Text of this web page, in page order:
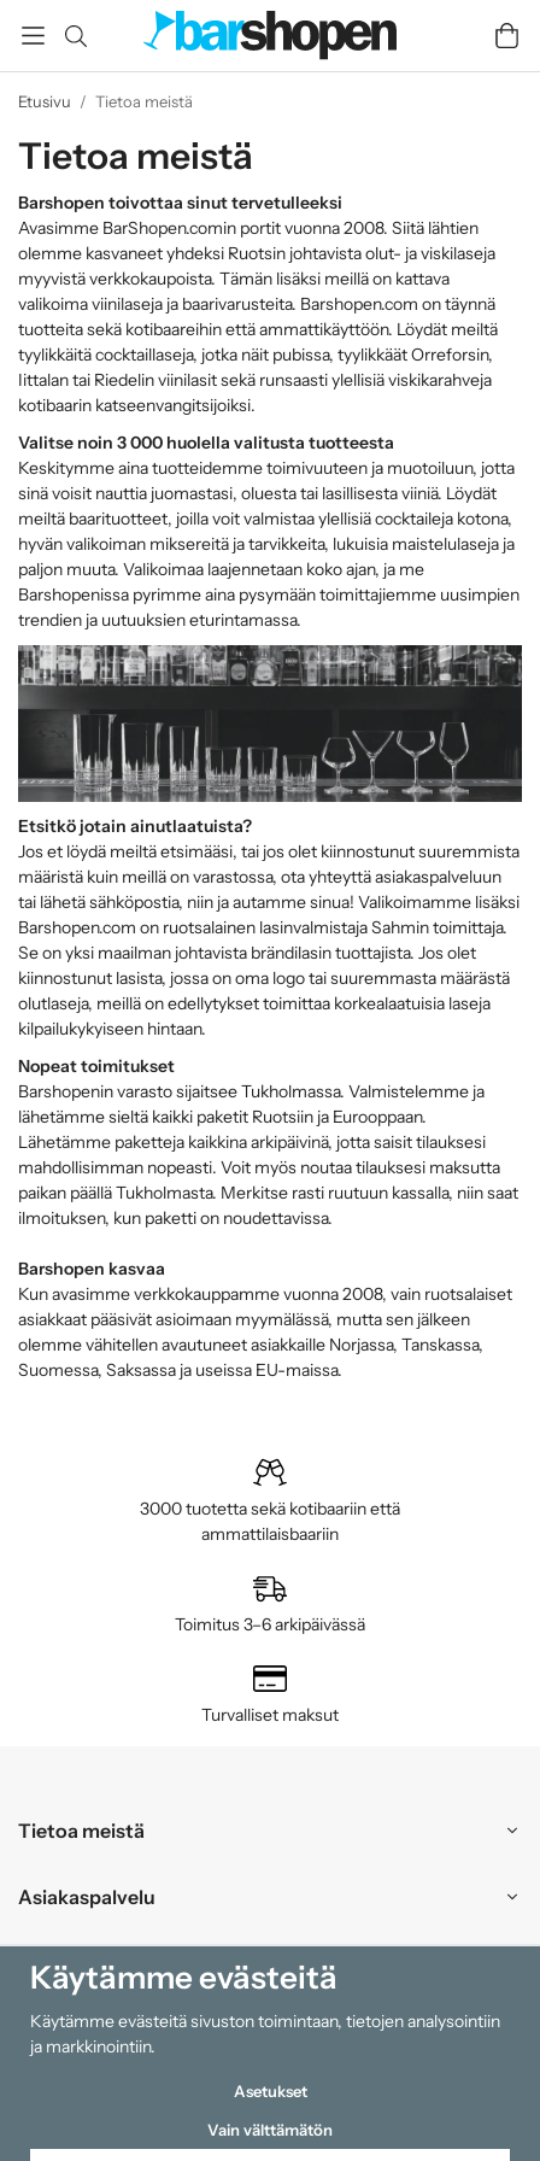
Etusivu / Tietoa meistä
Tietoa meistä
Barshopen toivottaa sinut tervetulleeksi
Avasimme BarShopen.comin portit vuonna 2008. Siitä lähtien
olemme kasvaneet yhdeksi Ruotsin johtavista olut- ja viskilaseja
myyvistä verkkokaupoista. Tämän lisäksi meillä on kattava
valikoima viinilaseja ja baarivarusteita. Barshopen.com on täynnä
tuotteita sekä kotibaareihin että ammattikäyttöön. Löydät meiltä
tyylikkäitä cocktaillaseja, jotka näit pubissa, tyylikkäät Orreforsin,
Iittalan tai Riedelin viinilasit sekä runsaasti ylellisiä viskikarahveja
kotibaarin katseenvangitsijoiksi.
Valitse noin 3 000 huolella valitusta tuotteesta
Keskitymme aina tuotteidemme toimivuuteen ja muotoiluun, jotta
sinä voisit nauttia juomastasi, oluesta tai lasillisesta viiniä. Löydät
meiltä baarituotteet, joilla voit valmistaa ylellisiä cocktaileja kotona,
hyvän valikoiman miksereitä ja tarvikkeita, lukuisia maistelulaseja ja
paljon muuta. Valikoimaa laajennetaan koko ajan, ja me
Barshopenissa pyrimme aina pysymään toimittajiemme uusimpien
trendien ja uutuuksien eturintamassa.
Etsitkö jotain ainutlaatuista?
Jos et löydä meiltä etsimääsi, tai jos olet kiinnostunut suuremmista
määristä kuin meillä on varastossa, ota yhteyttä asiakaspalveluun
tai lähetä sähköpostia, niin ja autamme sinua! Valikoimamme lisäksi
Barshopen.com on ruotsalainen lasinvalmistaja Sahmin toimittaja.
Se on yksi maailman johtavista brändilasin tuottajista. Jos olet
kiinnostunut lasista, jossa on oma logo tai suuremmasta määrästä
olutlaseja, meillä on edellytykset toimittaa korkealaatuisia laseja
kilpailukykyiseen hintaan.
Nopeat toimitukset
Barshopenin varasto sijaitsee Tukholmassa. Valmistelemme ja
lähetämme sieltä kaikki paketit Ruotsiin ja Eurooppaan.
Lähetämme paketteja kaikkina arkipäivinä, jotta saisit tilauksesi
mahdollisimman nopeasti. Voit myös noutaa tilauksesi maksutta
paikan päällä Tukholmasta. Merkitse rasti ruutuun kassalla, niin saat
ilmoituksen, kun paketti on noudettavissa.
Barshopen kasvaa
Kun avasimme verkkokauppamme vuonna 2008, vain ruotsalaiset
asiakkaat pääsivät asioimaan myymälässä, mutta sen jälkeen
olemme vähitellen avautuneet asiakkaille Norjassa, Tanskassa,
Suomessa, Saksassa ja useissa EU-maissa.
3000 tuotetta sekä kotibaariin että
ammattilaisbaariin
Toimitus 3–6 arkipäivässä
Turvalliset maksut
Tietoa meistä
Asiakaspalvelu
Ostokset
Tiedot
Käytämme evästeitä
Käytämme evästeitä sivuston toimintaan, tietojen analysointiin
ja markkinointiin.
Asetukset
Vain välttämätön